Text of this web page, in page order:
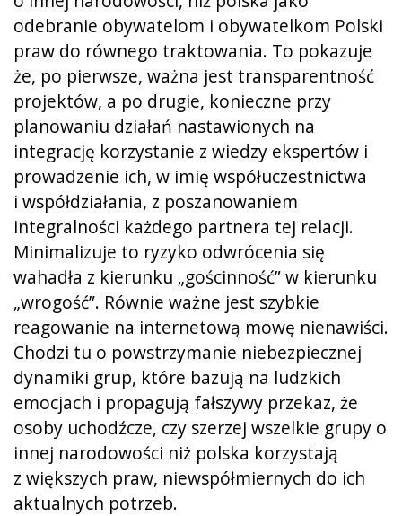
odebranie obywatelom i obywatelkom Polski
praw do równego traktowania. To pokazuje
że, po pierwsze, ważna jest transparentność
projektów, a po drugie, konieczne przy
planowaniu działań nastawionych na
integrację korzystanie z wiedzy ekspertów i
prowadzenie ich, w imię współuczestnictwa
i współdziałania, z poszanowaniem
integralności każdego partnera tej relacji.
Minimalizuje to ryzyko odwrócenia się
wahadła z kierunku „gościnność” w kierunku
„wrogość”. Równie ważne jest szybkie
reagowanie na internetową mowę nienawiści.
Chodzi tu o powstrzymanie niebezpiecznej
dynamiki grup, które bazują na ludzkich
emocjach i propagują fałszywy przekaz, że
osoby uchodźcze, czy szerzej wszelkie grupy o
innej narodowości niż polska korzystają
z większych praw, niewspółmiernych do ich
aktualnych potrzeb.